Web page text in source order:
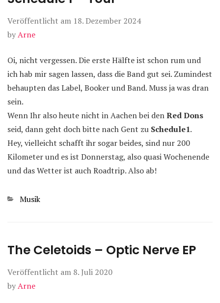
Veröffentlicht am 18. Dezember 2024
byArne
Oi, nicht vergessen. Die erste Hälfte ist schon rum und
ich hab mir sagen lassen, dass die Band gut sei. Zumindest
behaupten das Label, Booker und Band. Muss ja was dran
sein.
Wenn Ihr also heute nicht in Aachen bei denRed Dons
seid, dann geht doch bitte nach Gent zu Schedule1.
Hey, vielleicht schafft ihr sogar beides, sind nur 200
Kilometer und es ist Donnerstag, also quasi Wochenende
und das Wetter ist auch Roadtrip. Also ab!
Kategorien
Musik
The Celetoids – Optic Nerve EP
Veröffentlicht am 8. Juli 2020
byArne